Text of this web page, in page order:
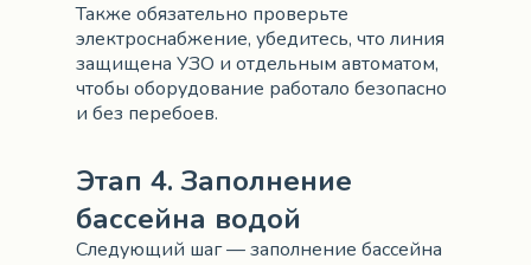
Также обязательно проверьте
электроснабжение, убедитесь, что линия
защищена УЗО и отдельным автоматом,
чтобы оборудование работало безопасно
и без перебоев.
Этап 4. Заполнение
бассейна водой
Следующий шаг — заполнение бассейна